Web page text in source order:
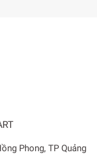
Phong, TP Quảng